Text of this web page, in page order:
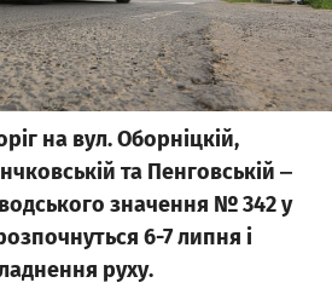
на вул. Оборніцкій,
та Пенговській ‒
значення № 342 у
6-7 липня і
руху.